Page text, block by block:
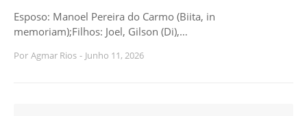
Esposo: Manoel Pereira do Carmo (Biita, in
memoriam);Filhos: Joel, Gilson (Di),…
Por Agmar Rios - Junho 11, 2026